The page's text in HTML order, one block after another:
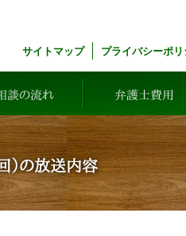
サイトマップ プライバシーポリ
談の流れ 弁護士費用
）の放送内容